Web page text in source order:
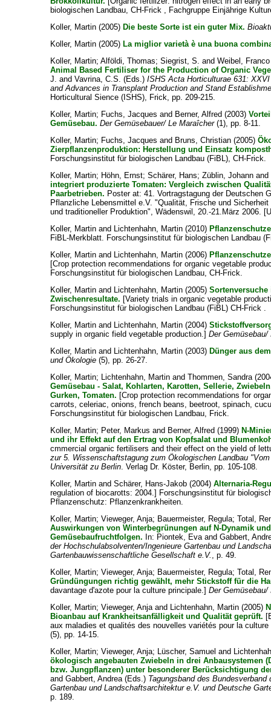
biologischen Landbau, CH-Frick , Fachgruppe Einjährige
Koller, Martin (2005) Die beste Sorte ist ein guter Mix.
Koller, Martin (2005) La miglior varietà è una buona
Koller, Martin;Alföldi, Thomas;Siegrist, S. andWeibel, Franco
Animal Based Fertiliser for the Production of Organic
J. andVavrina, C.S. (Eds.)ISHS Acta Horticulturae 631:
and Advances in Transplant Production and Stand
Horticultural Sience (ISHS), Frick, pp. 209-215.
Koller, Martin; Fuchs, Jacques and Berner, Alfred (2003)
Gemüsebau. Der Gemüsebauer/ Le Maraîcher(1), pp. 8-11.
Koller, Martin; Fuchs, Jacques and Bruns, Christian (2005)
Zierpflanzenproduktion: Herstellung und Einsatz
Forschungsinstitut für biologischen Landbau (FiBL), CH-Frick.
Koller, Martin; Höhn, Ernst;Schärer, Hans;Züblin, Johann and
integriert produzierte Tomaten: Vergleich zwischen
Paarbetrieben. Poster at: 41. Vortragstagung der Deutschen
Pflanzliche Lebensmittel e.V. "Qualität, Frische und
und traditioneller Produktion", Wädenswil, 20.-21.März 2006.
Koller, Martin and Lichtenhahn, Martin (2010)
FiBL-Merkblatt. Forschungsinstitut für biologischen Landbau
Koller, Martin and Lichtenhahn, Martin (2006)
[Crop protection recommendations for organic vegetable
Forschungsinstitut für biologischen Landbau, CH-Frick.
Koller, Martin and Lichtenhahn, Martin (2005)Sortenversuche
Zwischenresultate. [Variety trials in organic vegetable
Forschungsinstitut für biologischen Landbau (FiBL) CH-Frick .
Koller, Martin and Lichtenhahn, Martin (2004)
supply in organic field vegetable production.]Der
Koller, Martin and Lichtenhahn, Martin (2003) Dünger aus
und Ökologie (5), pp. 26-27.
Koller, Martin; Lichtenhahn, Martin andThommen, Sandra
Gemüsebau - Salat, Kohlarten, Karotten, Sellerie,
Gurken, Tomaten. [Crop protection recommendations for
carrots, celeriac, onions, french beans, beetroot, spinach,
Forschungsinstitut für biologischen Landbau, Frick.
Koller, Martin; Peter, Markus and Berner, Alfred (1999) N-
und ihr Effekt auf den Ertrag von Kopfsalat und
cmmercial organic fertilisers and their effect on the yield of
zur 5. Wissenschaftstagung zum Ökologischen Landbau
Universität zu Berlin. Verlag Dr. Köster, Berlin, pp. 105-108.
Koller, Martin andSchärer, Hans-Jakob (2004)Alternaria-
regulation of biocarotts: 2004.] Forschungsinstitut für
Pflanzenschutz: Pflanzenkrankheiten.
Koller, Martin;Vieweger, Anja; Bauermeister, Regula;Total,
Auswirkungen von Winterbegrünungen auf N-Dynamik
Gemüsebaufruchtfolgen. In: Piontek, EvaandGabbert,
der Hochschulabsolventen/Ingenieure Gartenbau und
Gartenbauwissenschaftliche Gesellschaft e.V. , p. 49.
Koller, Martin;Vieweger, Anja; Bauermeister, Regula;Total,
Gründüngungen richtig gewählt, mehr Stickstoff für die
davantage d'azote pour la culture principale.]Der
Koller, Martin;Vieweger, Anjaand Lichtenhahn, Martin (2005)
Bioanbau auf Krankheitsanfälligkeit und Qualität geprüft.
aux maladies et qualités des nouvelles variétés pour la
(5), pp. 14-15.
Koller, Martin;Vieweger, Anja; Lüscher, Samuel and
ökologisch angebauten Zwiebeln in drei Anbausystemen
bzw. Jungpflanzen) unter besonderer Berücksichtigung
andGabbert, Andrea(Eds.) Tagungsband des
Gartenbau und Landschaftsarchitektur e.V. und Deutsche
p. 189.